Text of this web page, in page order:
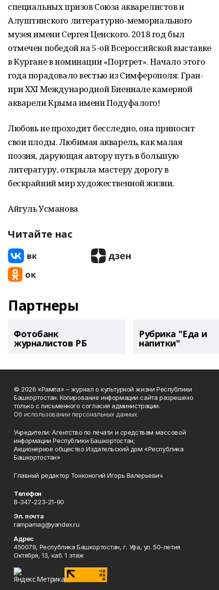
специальных призов Союза акварелистов и
Алуштинского литературно-мемориального
музея имени Сергея Ценского. 2018 год был
отмечен победой на 5-ой Всероссийской выставке
в Кургане в номинации «Портрет». Начало этого
года порадовало вестью из Симферополя: Гран-
при XXI Международной Биеннале камерной
акварели Крыма имени Подуфалого!
Любовь не проходит бесследно, она приносит
свои плоды. Любимая акварель, как малая
поэзия, дарующая автору путь в большую
литературу, открыла мастеру дорогу в
бескрайний мир художественной жизни.
Айгуль Усманова
Читайте нас
Партнеры
Фотобанк
журналистов РБ
Рубрика "Еда и
напитки"
© 2026 «Рампа» – журнал о культурной жизни Республики
Башкортостан. Копирование информации сайта разрешено
только с письменного согласия администрации.
Об использовании персональных данных
Учредители: Агентство по печати и средствам массовой
информации Республики Башкортостан;
Акционерное общество Издательский дом «Республика
Башкортостан»
Главный редактор Тонконогий Игорь Валерьевич
Телефон
8-347-223-21-90
Эл. почта
rampamag@yandex.ru
Адрес
450079, Республика Башкортостан, г. Уфа, ул. 50-летия
Октября, 13, каб. 1 этаж